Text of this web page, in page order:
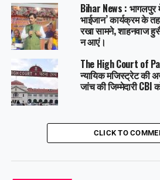
Bihar News : भागलपुर
भाईजान’ कार्यक्रम के
रखा सामने, शाहनवाज
न आएं।
The High Court of
न्यायिक मजिस्ट्रेट की
जांच की जिम्मेदारी CBI
CLICK TO